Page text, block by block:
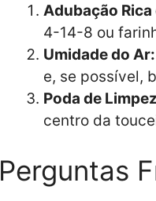
Adubação
4-14-8 ou
Umidade do Ar:
e, se possível,
Poda de
centro da
Perguntas